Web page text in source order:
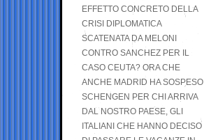
EFFETTO CONCRETO DELLA
CRISI DIPLOMATICA
SCATENATA DA MELONI
CONTRO SANCHEZ PER IL
CASO CEUTA? ORA CHE
ANCHE MADRID HA SOSPESO
SCHENGEN PER CHI ARRIVA
DAL NOSTRO PAESE, GLI
ITALIANI CHE HANNO DECISO